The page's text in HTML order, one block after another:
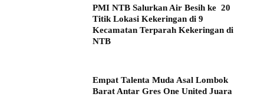
PMI NTB Salurkan Air Besih ke 20
Titik Lokasi Kekeringan di 9
Kecamatan Terparah Kekeringan di
NTB
Empat Talenta Muda Asal Lombok
Barat Antar Gres One United Juara